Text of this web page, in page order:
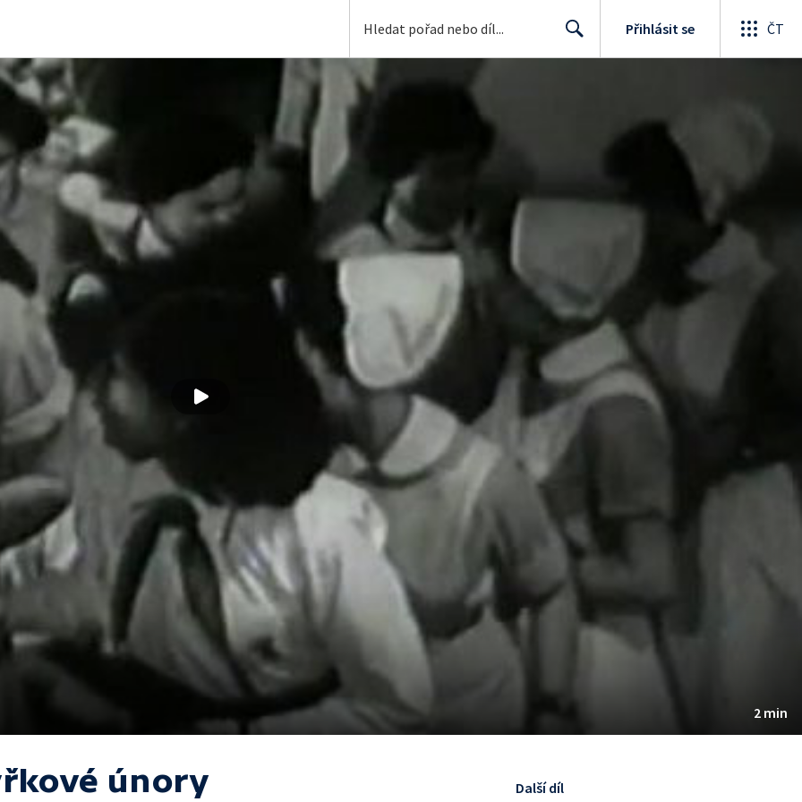
Přihlásit se ČT
2 min
únory Další díl